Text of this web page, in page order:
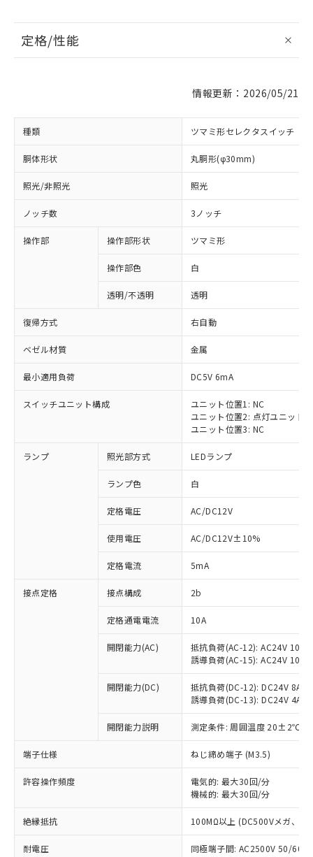
定格/性能
情報更新：2026/05/21
種類 ツマミ形セレクタスイッチ
胴体形状 丸胴形(φ30mm)
照光/非照光 照光
ノッチ数 3ノッチ
操作部 操作部形状 ツマミ形
操作部色 白
透明/不透明 透明
復帰方式 右自動
ベゼル材質 金属
最小適用負荷 DC5V 6mA
スイッチユニット構成
ユニット位置1: NC
ユニット位置2: 点灯ユニット
ユニット位置3: NC
ランプ 照光部方式 LEDランプ
ランプ色 白
定格電圧 AC/DC12V
使用電圧 AC/DC12V±10%
定格電流 5mA
接点定格 接点構成 2b
定格通電電流 10A
開閉能力(AC)
抵抗負荷(AC-12): AC24V 10A/
誘導負荷(AC-15): AC24V
開閉能力(DC)
抵抗負荷(DC-12): DC24V 8A/
誘導負荷(DC-13): DC24V 4A/
開閉能力説明 測定条件: 周囲温度 20±2℃、
端子仕様 ねじ締め端子 (M3.5)
許容操作頻度
電気的: 最大30回/分
機械的: 最大30回/分
絶縁抵抗 100MΩ以上 (DC500Vメガ、点
耐電圧
同極端子間: AC2500V 50/
ご利用条件
以下の条件をお読みいただき、同意のうえ
本サービスは、当社制御機器事業取扱
商品の当社在庫状況および標準価格
(税抜)を提供させていただくもので
当社制御機器事業取扱商品の中には、
本サービスの対象外となる商品もある
ことをご了承ください。
在庫状況および標準価格照会結果は、
記載している更新日時点での社内デー
タに基づき作成されるものであり、閲
覧された時点での実際の在庫および標
準価格とは異なる場合があることをご
対応済み：EU RoHS指令（10物質）の
非含有に対応した製品が提供可能な商品で
対応予定：EU RoHS指令（10物質）の非含
有に対応した製品に切り替える予定のある
対応予定なし：EU RoHS指令（10物質）の
非含有に非対応の商品で、対応品を出す予
調査・確認中：EU RoHS指令（10物質）の
非含有の対応状況を調査中または確認中の
非該当品：ライセンス料など無形物で、有
害物質有無と関係のない商品です。
仕入先様の事情により、非含有部品として
いたものが、含有品と判明した場合などや
むを得ず変更することがあります。
*EU RoHS指令（10物質）：
鉛(Pb) 1000ppm以下、 水銀(Hg) 1000ppm以下、 カド
六価クロム(Cr(Ⅵ)) 1000ppm以下、ポリ臭化ビフェニル
※1 中国RoHS○×表
「○」：最大均質材料含有率が中国RoHSの
基準値以下であることを示します。
「×」：最大均質材料含有率が中国RoHSの
基準値を超えていることを示します。
「－」：未確認です。当社販売部門へお問
*中国RoHS10物質の基準値 (GB/T26572)：
当社は、これら貴社製品のうち、外国
為替および外国貿易法に定める商品
（以下｢規制貨物等」という）を輸出
または国外への提供する場合は、日本
国政府の輸出許可(または役務取引許
可)を取得するなどの必要な手続きを